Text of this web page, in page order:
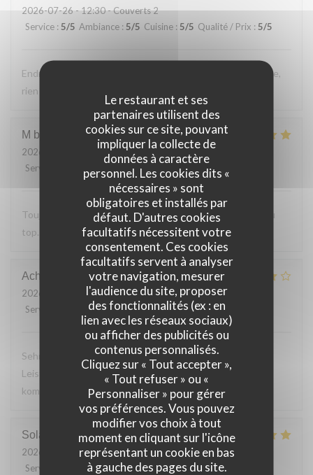
Le restaurant et ses
partenaires utilisent des
cookies sur ce site, pouvant
impliquer la collecte de
données à caractère
personnel. Les cookies dits «
nécessaires » sont
obligatoires et installés par
défaut. D'autres cookies
facultatifs nécessitent votre
consentement. Ces cookies
facultatifs servent à analyser
votre navigation, mesurer
l'audience du site, proposer
des fonctionnalités (ex : en
lien avec les réseaux sociaux)
ou afficher des publicités ou
contenus personnalisés.
Cliquez sur « Tout accepter »,
« Tout refuser » ou «
Personnaliser » pour gérer
vos préférences. Vous pouvez
modifier vos choix à tout
moment en cliquant sur l'icône
représentant un cookie en bas
à gauche des pages du site.
2026-07-26- 12:30 - Couverts 2
Service : 5/5 Ambiance : 5/5 Cuisine : 5/5 Qualité / Prix : 5/5
Endroit tres accueillant, service efficace, personnel aimable,
rien a reprocher sur les plats.
M bouchon
2026-07-24
- 19:30 - Couverts 2
Service
/5 5 /5 Qualité / Prix
Toujours Aussi bon avec les produits locaux, l'accueil et au
top. Lo
Achim
2026-07-24
- 19:30 - Couverts 2
Service
Ambiance: 4/5 Cuisine: 4/5 Qualité / Prix
Sehr leckeres 3 Gang Menü mit guten Preis
Leistungsverhältnis. Nettes freundliches Personal Wir
kommen gerne wieder
Solange
2026-07-24
- 13:30 - Couverts 2
Service
Ambiance: 5/5 Cuisine:5/5 Qualité / Prix